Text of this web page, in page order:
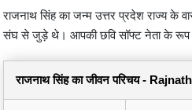
राजनाथ सिंह का जन्म उत्तर प्रदेश राज्य के
संघ से जुड़े थे। आपकी छवि सॉफ्ट नेता के रूप में
राजनाथ सिंह का जीवन परिचय -